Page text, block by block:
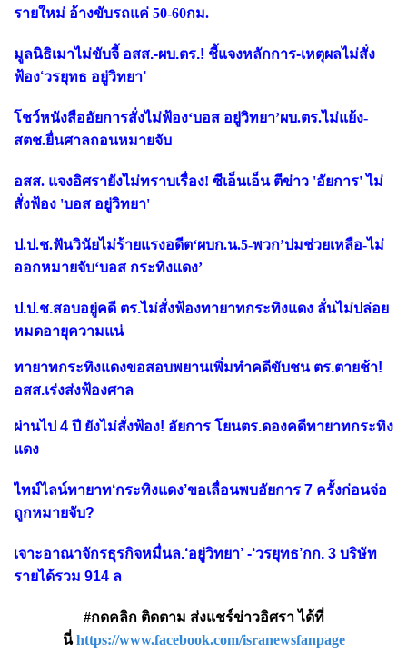
รายใหม่ อ้างขับรถแค่ 50-60กม.
มูลนิธิเมาไม่ขับจี้ อสส.-ผบ.ตร.! ชี้แจงหลักการ-เหตุผลไม่สั่ง
ฟ้อง‘วรยุทธ อยู่วิทยา’
โชว์หนังสืออัยการสั่งไม่ฟ้อง‘บอส อยู่วิทยา’ผบ.ตร.ไม่แย้ง-
สตช.ยื่นศาลถอนหมายจับ
อสส. แจงอิศรายังไม่ทราบเรื่อง! ซีเอ็นเอ็น ตีข่าว 'อัยการ' ไม่
สั่งฟ้อง 'บอส อยู่วิทยา'
ป.ป.ช.ฟันวินัยไม่ร้ายแรงอดีต‘ผบก.น.5-พวก’ปมช่วยเหลือ-ไม่
ออกหมายจับ‘บอส กระทิงแดง’
ป.ป.ช.สอบอยู่คดี ตร.ไม่สั่งฟ้องทายาทกระทิงแดง ลั่นไม่ปล่อย
หมดอายุความแน่
ทายาทกระทิงแดงขอสอบพยานเพิ่มทำคดีขับชน ตร.ตายช้า!
อสส.เร่งส่งฟ้องศาล
ผ่านไป 4 ปี ยังไม่สั่งฟ้อง! อัยการ โยนตร.ดองคดีทายาทกระทิง
แดง
ไทม์ไลน์ทายาท‘กระทิงแดง’ขอเลื่อนพบอัยการ 7 ครั้งก่อนจ่อ
ถูกหมายจับ?
เจาะอาณาจักรธุรกิจหมื่นล.‘อยู่วิทยา’ -‘วรยุทธ’กก. 3 บริษัท
รายได้รวม 914 ล
#กดคลิก ติดตาม ส่งแชร์ข่าวอิศรา ได้ที่
นี่ https://www.facebook.com/isranewsfanpage